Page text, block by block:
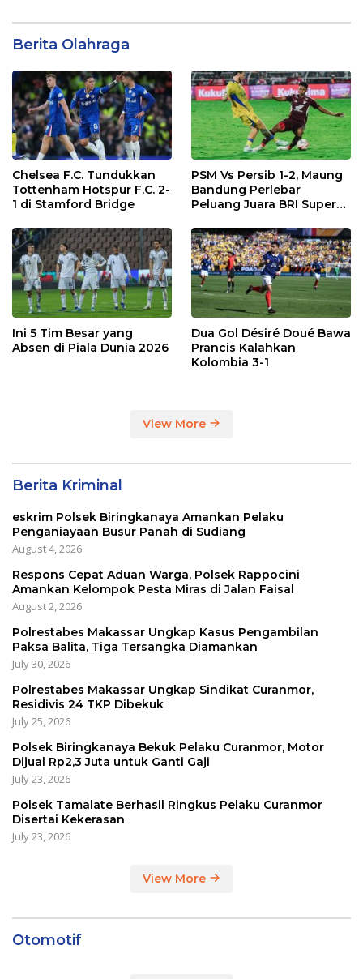
Berita Olahraga
Chelsea F.C. Tundukkan
Tottenham Hotspur F.C. 2-
1 di Stamford Bridge
PSM Vs Persib 1-2, Maung
Bandung Perlebar
Peluang Juara BRI Super
Ini 5 Tim Besar yang
Absen di Piala Dunia 2026
Dua Gol Désiré Doué Bawa
Prancis Kalahkan
Kolombia 3-1
View More
Berita Kriminal
eskrim Polsek Biringkanaya Amankan Pelaku
Penganiayaan Busur Panah di Sudiang
August 4, 2026
Respons Cepat Aduan Warga, Polsek Rappocini
Amankan Kelompok Pesta Miras di Jalan Faisal
August 2, 2026
Polrestabes Makassar Ungkap Kasus Pengambilan
Paksa Balita, Tiga Tersangka Diamankan
July 30, 2026
Polrestabes Makassar Ungkap Sindikat Curanmor,
Residivis 24 TKP Dibekuk
July 25, 2026
Polsek Biringkanaya Bekuk Pelaku Curanmor, Motor
Dijual Rp2,3 Juta untuk Ganti Gaji
July 23, 2026
Polsek Tamalate Berhasil Ringkus Pelaku Curanmor
Disertai Kekerasan
July 23, 2026
View More
Otomotif